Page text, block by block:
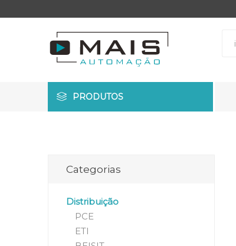
PRODUTOS
Categorias
Distribuição
PCE
ETI